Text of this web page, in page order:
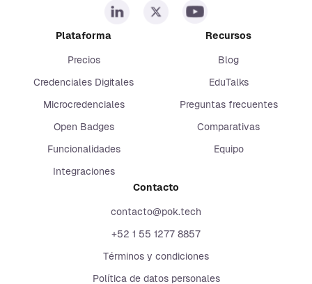
Plataforma
Precios
Credenciales Digitales
Microcredenciales
Open Badges
Funcionalidades
Integraciones
Recursos
Blog
EduTalks
Preguntas frecuentes
Comparativas
Equipo
Contacto
contacto@pok.tech
+52 1 55 1277 8857
Términos y condiciones
Política de datos personales